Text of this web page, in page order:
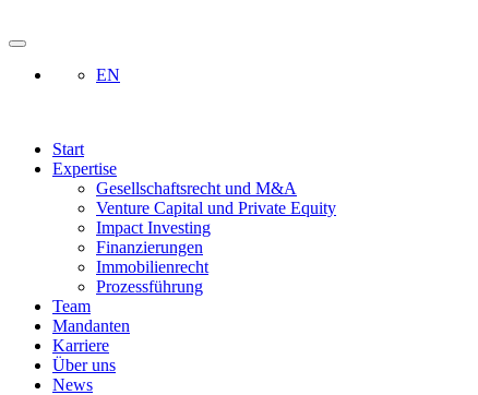
EN
Start
Expertise
Gesellschaftsrecht und M&A
Venture Capital und Private Equity
Impact Investing
Finanzierungen
Immobilienrecht
Prozessführung
Team
Mandanten
Karriere
Über uns
News